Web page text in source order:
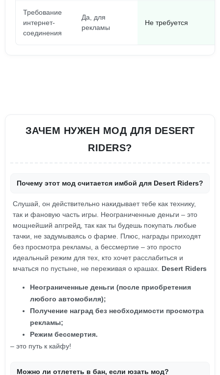
Требование
интернет-
соединения
Да, для
рекламы
Не требуется
ЗАЧЕМ НУЖЕН МОД ДЛЯ DESERT
RIDERS?
Почему этот мод считается имбой для Desert Riders?
Слушай, он действительно накидывает тебе как технику,
так и фановую часть игры. Неограниченные деньги – это
мощнейший апгрейд, так как ты будешь покупать любые
тачки, не задумываясь о фарме. Плюс, награды приходят
без просмотра рекламы, а бессмертие – это просто
идеальный режим для тех, кто хочет расслабиться и
мчаться по пустыне, не переживая о крашах. Desert Riders
Неограниченные деньги (после приобретения
любого автомобиля);
Получение наград без необходимости просмотра
рекламы;
Режим бессмертия.
– это путь к кайфу!
Можно ли отлететь в бан, если юзать мод?